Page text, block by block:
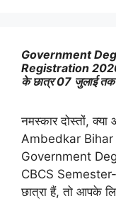
Government
Registration
के छात्र 07 जुलाई
नमस्कार दोस्तों,
Ambedkar
Government
CBCS
छात्रा हैं, तो आपके